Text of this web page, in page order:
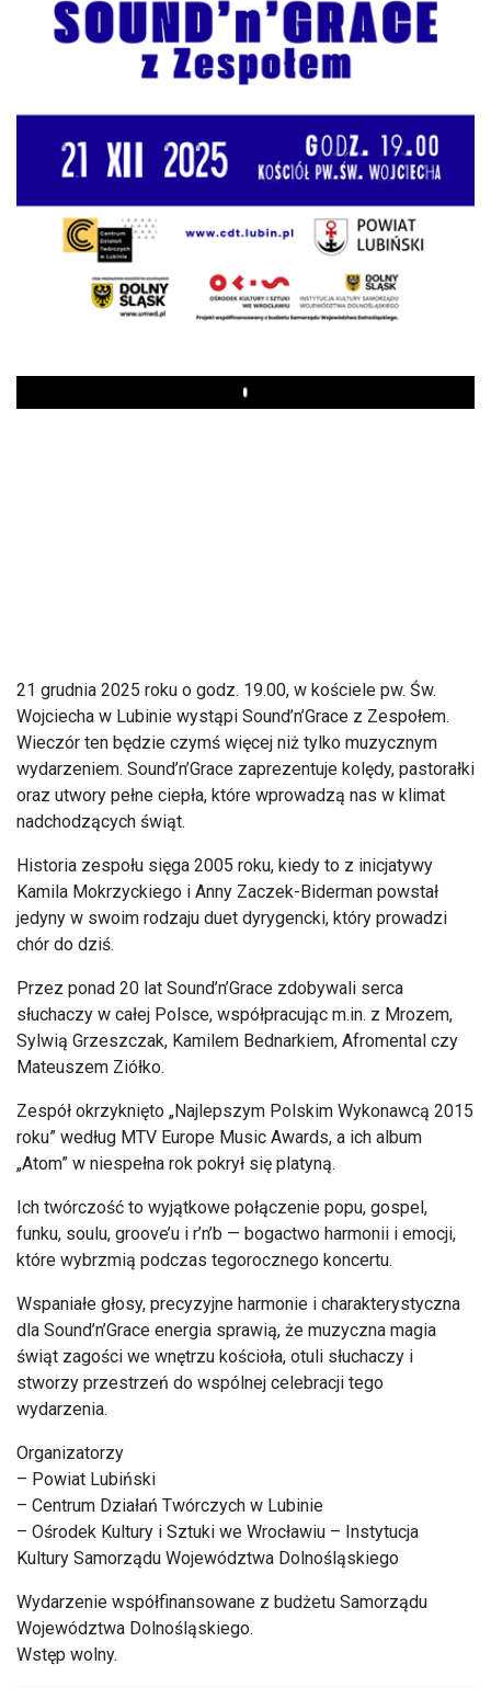
Play
21 grudnia 2025 roku o godz. 19.00, w kościele pw. Św.
Wojciecha w Lubinie wystąpi Sound’n’Grace z Zespołem.
Wieczór ten będzie czymś więcej niż tylko muzycznym
wydarzeniem. Sound’n’Grace zaprezentuje kolędy, pastorałki
oraz utwory pełne ciepła, które wprowadzą nas w klimat
nadchodzących świąt.
Historia zespołu sięga 2005 roku, kiedy to z inicjatywy
Kamila Mokrzyckiego i Anny Zaczek-Biderman powstał
jedyny w swoim rodzaju duet dyrygencki, który prowadzi
chór do dziś.
Przez ponad 20 lat Sound’n’Grace zdobywali serca
słuchaczy w całej Polsce, współpracując m.in. z Mrozem,
Sylwią Grzeszczak, Kamilem Bednarkiem, Afromental czy
Mateuszem Ziółko.
Zespół okrzyknięto „Najlepszym Polskim Wykonawcą 2015
roku” według MTV Europe Music Awards, a ich album
„Atom” w niespełna rok pokrył się platyną.
Ich twórczość to wyjątkowe połączenie popu, gospel,
funku, soulu, groove’u i r’n’b — bogactwo harmonii i emocji,
które wybrzmią podczas tegorocznego koncertu.
Wspaniałe głosy, precyzyjne harmonie i charakterystyczna
dla Sound’n’Grace energia sprawią, że muzyczna magia
świąt zagości we wnętrzu kościoła, otuli słuchaczy i
stworzy przestrzeń do wspólnej celebracji tego
wydarzenia.
Organizatorzy
– Powiat Lubiński
– Centrum Działań Twórczych w Lubinie
– Ośrodek Kultury i Sztuki we Wrocławiu – Instytucja
Kultury Samorządu Województwa Dolnośląskiego
Wydarzenie współfinansowane z budżetu Samorządu
Województwa Dolnośląskiego.
Wstęp wolny.